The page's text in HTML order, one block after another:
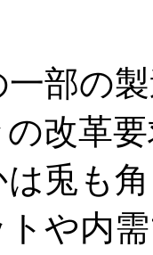
部の
改革
兎も
や内